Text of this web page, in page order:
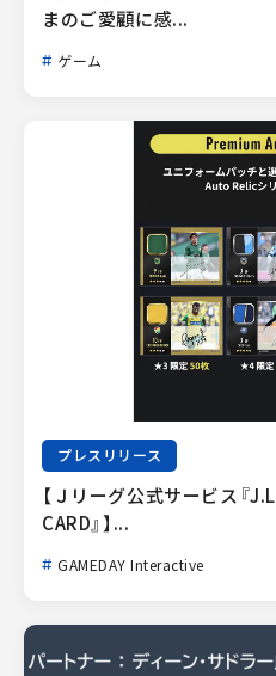
まのご愛顧に感...
ゲーム
プレスリリース
【Ｊリーグ公式サービス『
CARD』】...
GAMEDAY Interactive